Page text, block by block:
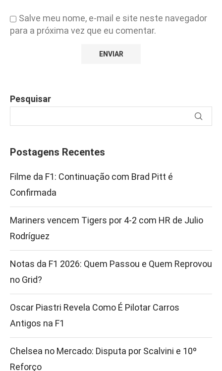
Salve meu nome, e-mail e site neste navegador
para a próxima vez que eu comentar.
Pesquisar
Postagens Recentes
Filme da F1: Continuação com Brad Pitt é
Confirmada
Mariners vencem Tigers por 4-2 com HR de Julio
Rodríguez
Notas da F1 2026: Quem Passou e Quem Reprovou
no Grid?
Oscar Piastri Revela Como É Pilotar Carros
Antigos na F1
Chelsea no Mercado: Disputa por Scalvini e 10º
Reforço